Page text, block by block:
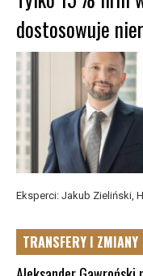
dostosowuje
Eksperci: Jakub Zieliński,
TRANSFERY I ZMIANY